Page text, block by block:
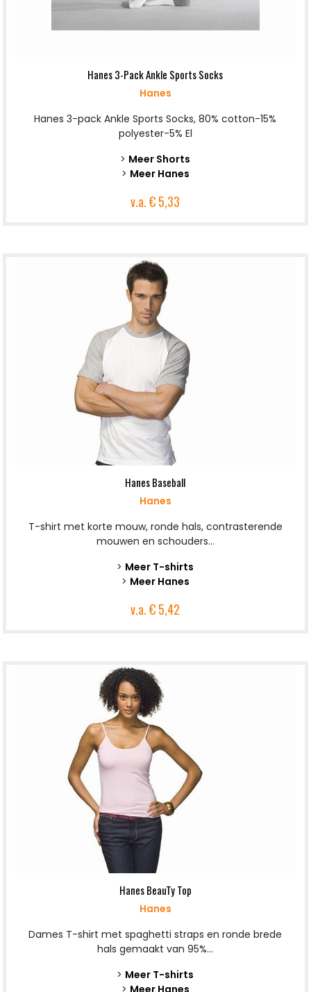
Hanes 3-Pack Ankle Sports Socks
Hanes
Hanes 3-pack Ankle Sports Socks, 80% cotton-15%
polyester-5% El
> Meer Shorts
> Meer Hanes
v.a.€ 5,33
Hanes Baseball
Hanes
T-shirt met korte mouw, ronde hals, contrasterende
mouwen en schouders...
> Meer T-shirts
> Meer Hanes
v.a.€ 5,42
Hanes BeauTy Top
Hanes
Dames T-shirt met spaghetti straps en ronde brede
hals gemaakt van 95%...
> Meer T-shirts